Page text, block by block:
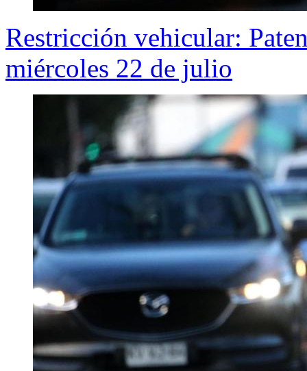
Restricción vehicular:
miércoles 22 de julio